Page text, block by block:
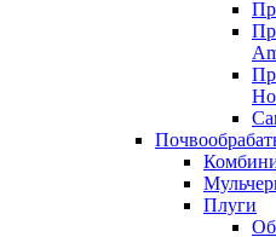
Плуги